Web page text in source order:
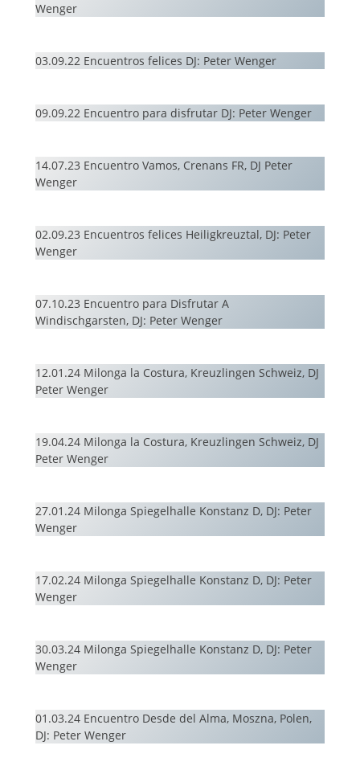
Wenger
03.09.22 Encuentros felices DJ: Peter Wenger
09.09.22 Encuentro para disfrutar DJ: Peter Wenger
14.07.23 Encuentro Vamos, Crenans FR, DJ Peter
Wenger
02.09.23 Encuentros felices Heiligkreuztal, DJ: Peter
Wenger
07.10.23 Encuentro para Disfrutar A
Windischgarsten, DJ: Peter Wenger
12.01.24 Milonga la Costura, Kreuzlingen Schweiz, DJ
Peter Wenger
19.04.24 Milonga la Costura, Kreuzlingen Schweiz, DJ
Peter Wenger
27.01.24 Milonga Spiegelhalle Konstanz D, DJ: Peter
Wenger
17.02.24 Milonga Spiegelhalle Konstanz D, DJ: Peter
Wenger
30.03.24 Milonga Spiegelhalle Konstanz D, DJ: Peter
Wenger
01.03.24 Encuentro Desde del Alma, Moszna, Polen,
DJ: Peter Wenger